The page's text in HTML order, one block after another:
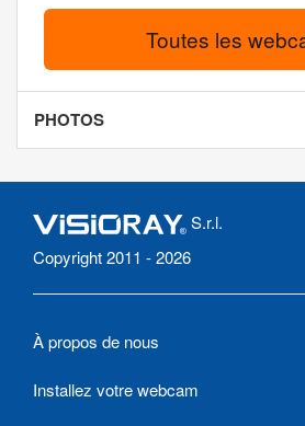
Toutes les
PHOTOS
S.r.l.
Copyright 2011 - 2026
À propos de nous
Installez votre webcam